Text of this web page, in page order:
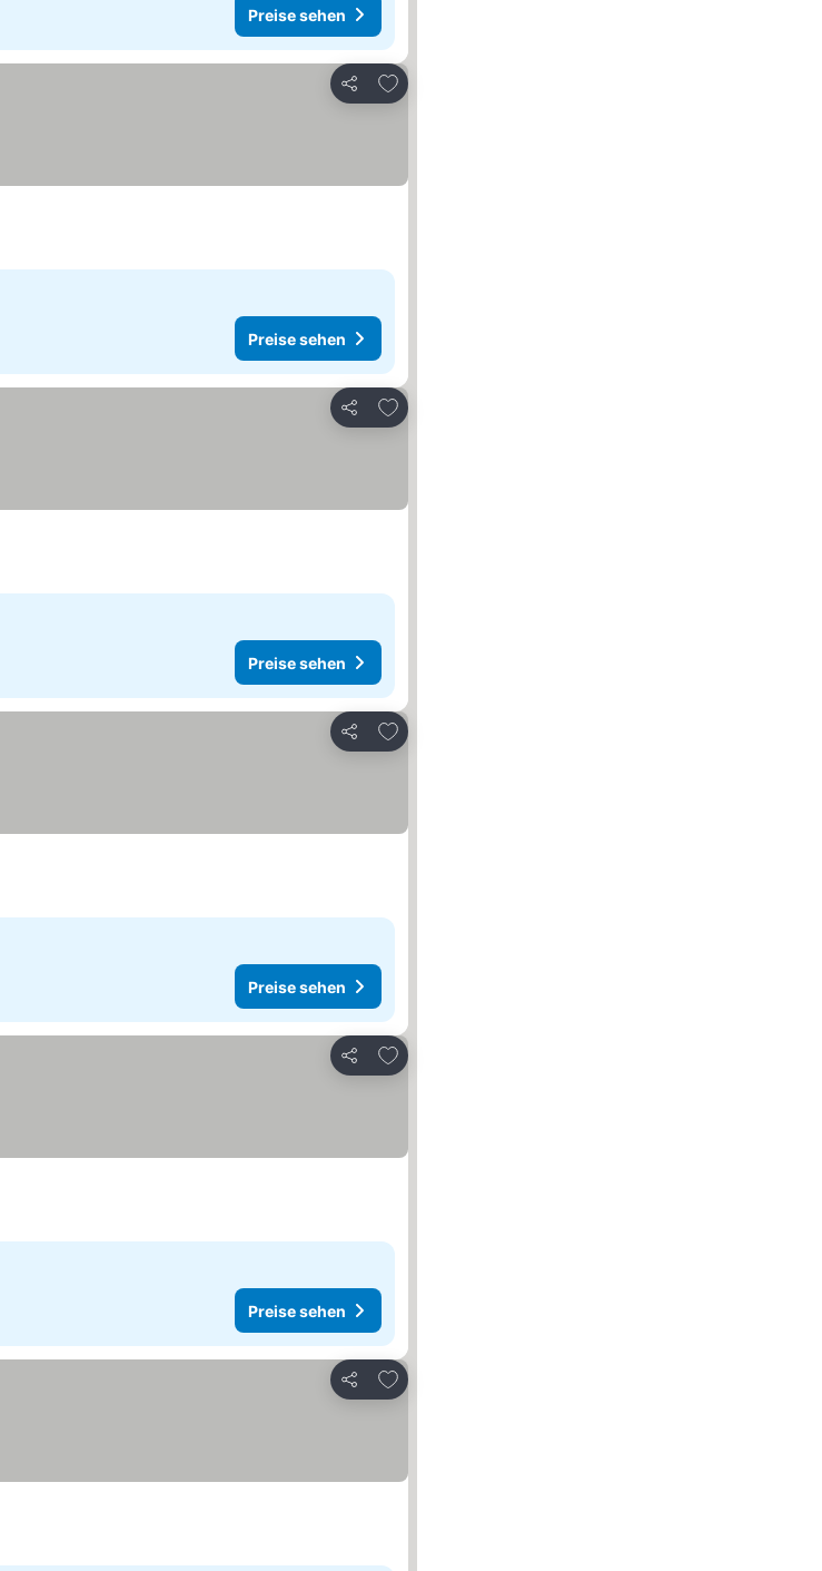
Preise sehen
Teilen
Zu Favoriten hinzufügen
Preise sehen
Teilen
Zu Favoriten hinzufügen
Preise sehen
Teilen
Zu Favoriten hinzufügen
Preise sehen
Teilen
Zu Favoriten hinzufügen
Preise sehen
Teilen
Zu Favoriten hinzufügen